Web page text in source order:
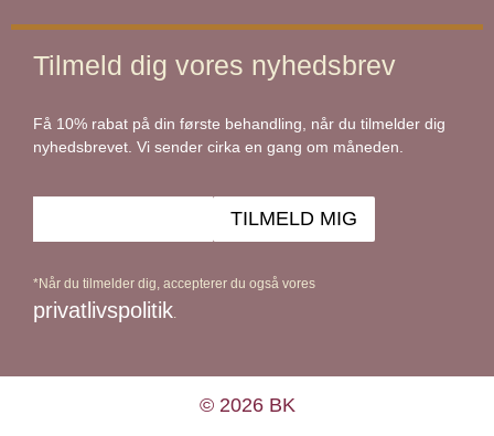
Tilmeld dig vores nyhedsbrev
Få 10% rabat på din første behandling, når du tilmelder dig
nyhedsbrevet. Vi sender cirka en gang om måneden.
*Når du tilmelder dig, accepterer du også vores
privatlivspolitik.
© 2026 BK